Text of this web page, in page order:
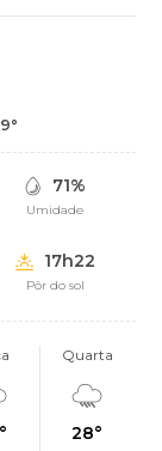
71%
Umidade
17h22
Pôr do sol
Quarta
28°